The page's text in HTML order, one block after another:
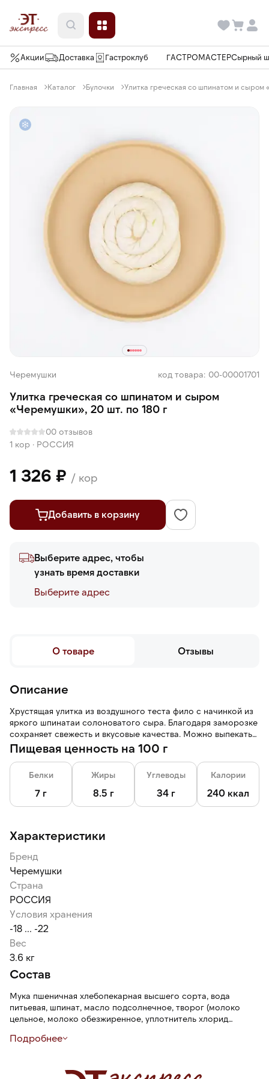
Акции Доставка Гастроклуб ГАСТРОМАСТЕРСырный
Главная Каталог Булочки Улитка греческая со шпинатом и сыром
Черемушки код товара: 00-00001701
Улитка греческая со шпинатом и сыром
«Черемушки», 20 шт. по 180 г
00 отзывов
1 кор · РОССИЯ
1 326 ₽ / кор
Добавить в корзину
Выберите адрес, чтобы
узнать время доставки
Выберите адреc
О товаре Отзывы
Описание
Хрустящая улитка из воздушного теста фило с начинкой из
яркого шпинатаи солоноватого сыра. Благодаря заморозке
сохраняет свежесть и вкусовые качества. Можно выпекать
без разморозки.
Пищевая ценность на 100 г
Белки
7 г
Жиры
8.5 г
Углеводы
34 г
Калории
240 ккал
Характеристики
Бренд
Черемушки
Страна
РОССИЯ
Условия хранения
-18 ... -22
Вес
3.6 кг
Состав
Мука пшеничная хлебопекарная высшего сорта, вода
питьевая, шпинат, масло подсолнечное, творог (молоко
цельное, молоко обезжиренное, уплотнитель хлорид
животного происхождения, закваска молочнокислых
технологии плавленого сыра (сыр, вода питьевая,
Подробнее